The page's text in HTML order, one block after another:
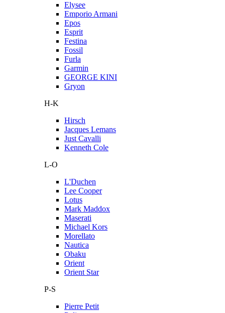
Elysee
Emporio Armani
Epos
Esprit
Festina
Fossil
Furla
Garmin
GEORGE KINI
Gryon
H-K
Hirsch
Jacques Lemans
Just Cavalli
Kenneth Cole
L-O
L'Duchen
Lee Cooper
Lotus
Mark Maddox
Maserati
Michael Kors
Morellato
Nautica
Obaku
Orient
Orient Star
P-S
Pierre Petit